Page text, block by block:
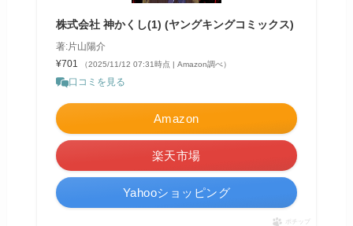
株式会社 神かくし(1) (ヤングキングコミックス)
著:片山陽介
¥701
（2025/11/12 07:31時点 | Amazon調べ）
口コミを見る
Amazon
楽天市場
Yahooショッピング
ポチップ